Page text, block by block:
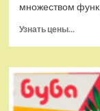
множеством
Узнать цены...